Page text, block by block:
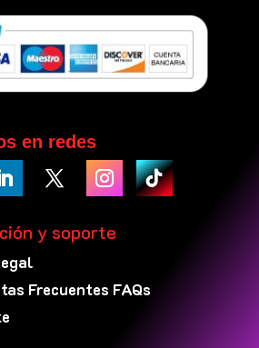
en redes
y soporte
Frecuentes FAQs